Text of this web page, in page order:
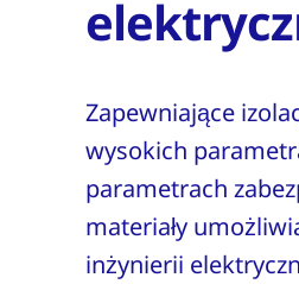
Zapewniające
wysokich
parametrach
materiały
inżynierii